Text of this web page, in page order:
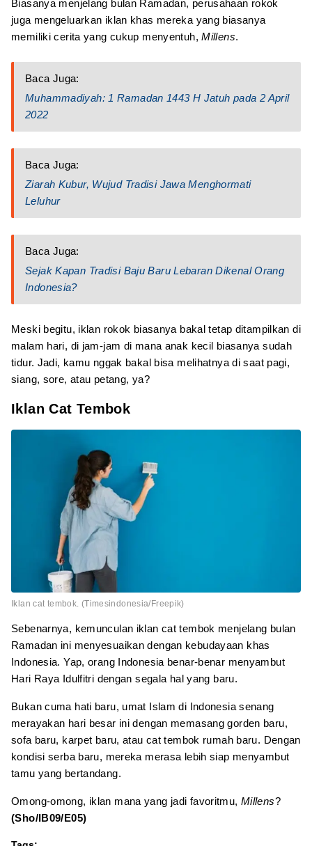
Biasanya menjelang bulan Ramadan, perusahaan rokok
juga mengeluarkan iklan khas mereka yang biasanya
memiliki cerita yang cukup menyentuh,Millens.
Baca Juga:
Muhammadiyah: 1 Ramadan 1443 H Jatuh pada 2 April
2022
Baca Juga:
Ziarah Kubur, Wujud Tradisi Jawa Menghormati
Leluhur
Baca Juga:
Sejak Kapan Tradisi Baju Baru Lebaran Dikenal Orang
Indonesia?
Meski begitu, iklan rokok biasanya bakal tetap ditampilkan di
malam hari, di jam-jam di mana anak kecil biasanya sudah
tidur. Jadi, kamu nggak bakal bisa melihatnya di saat pagi,
siang, sore, atau petang, ya?
Iklan Cat Tembok
Iklan cat tembok. (Timesindonesia/Freepik)
Sebenarnya, kemunculan iklan cat tembok menjelang bulan
Ramadan ini menyesuaikan dengan kebudayaan khas
Indonesia. Yap, orang Indonesia benar-benar menyambut
Hari Raya Idulfitri dengan segala hal yang baru.
Bukan cuma hati baru, umat Islam di Indonesia senang
merayakan hari besar ini dengan memasang gorden baru,
sofa baru, karpet baru, atau cat tembok rumah baru. Dengan
kondisi serba baru, mereka merasa lebih siap menyambut
tamu yang bertandang.
Omong-omong, iklan mana yang jadi favoritmu, Millens?
(Sho/IB09/E05)